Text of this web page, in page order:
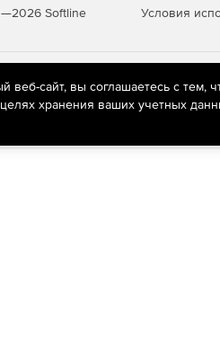
Softline Условия
рекомендательные технологии
пользователей сети
веб-сайт, вы соглашаетесь с тем,
хранения ваших учетных